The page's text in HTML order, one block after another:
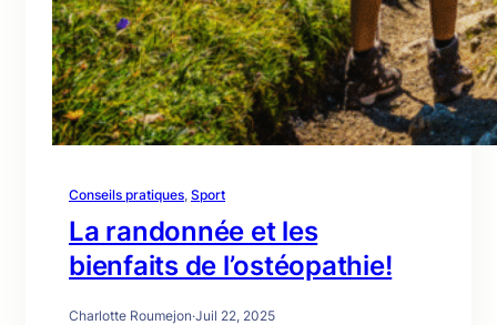
Conseils pratiques, Sport
La randonnée et les
bienfaits de l’ostéopathie!
Charlotte Roumejon·Juil 22, 2025